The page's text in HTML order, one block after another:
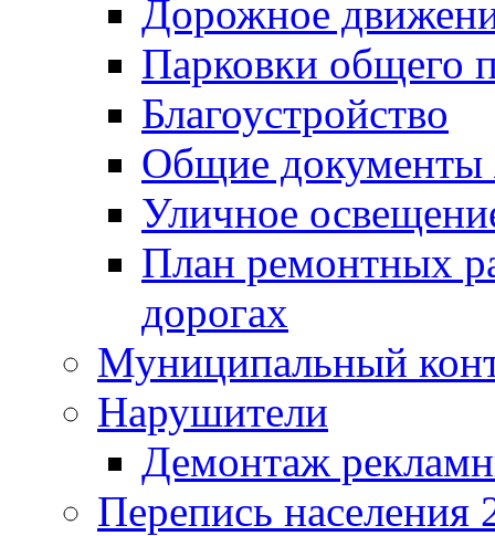
Дорожное
Парковки общего
Благоустройство
Общие
Уличное
План ремонтных
дорогах
Муниципальный
Нарушители
Демонтаж
Перепись населения